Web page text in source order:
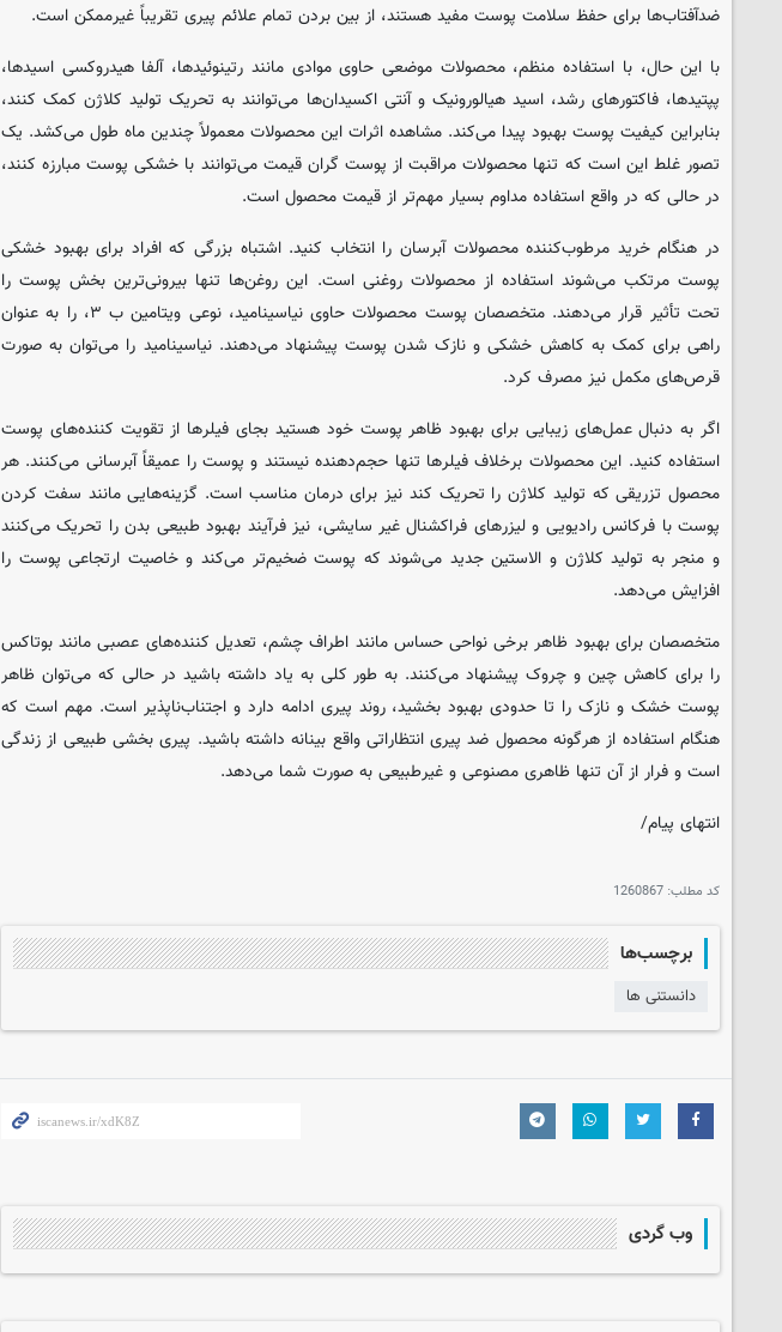
ضدآفتاب‌ها برای حفظ سلامت پوست مفید هستند، از بین بردن تمام علائم پیری تقریباً غیرممکن است.
با این حال، با استفاده منظم، محصولات موضعی حاوی موادی مانند رتینوئیدها، آلفا هیدروکسی اسیدها،
پپتیدها، فاکتورهای رشد، اسید هیالورونیک و آنتی اکسیدان‌ها می‌توانند به تحریک تولید کلاژن کمک کنند،
بنابراین کیفیت پوست بهبود پیدا می‌کند. مشاهده اثرات این محصولات معمولاً چندین ماه طول می‌کشد. یک
تصور غلط این است که تنها محصولات مراقبت از پوست گران قیمت می‌توانند با خشکی پوست مبارزه کنند،
در حالی که در واقع استفاده مداوم بسیار مهم‌تر از قیمت محصول است.
در هنگام خرید مرطوب‌کننده محصولات آبرسان را انتخاب کنید. اشتباه بزرگی که افراد برای بهبود خشکی
پوست مرتکب می‌شوند استفاده از محصولات روغنی است. این روغن‌ها تنها بیرونی‌ترین بخش پوست را
تحت تأثیر قرار می‌دهند. متخصصان پوست محصولات حاوی نیاسینامید، نوعی ویتامین ب ۳، را به عنوان
راهی برای کمک به کاهش خشکی و نازک شدن پوست پیشنهاد می‌دهند. نیاسینامید را می‌توان به صورت
قرص‌های مکمل نیز مصرف کرد.
اگر به دنبال عمل‌های زیبایی برای بهبود ظاهر پوست خود هستید بجای فیلرها از تقویت کننده‌های پوست
استفاده کنید. این محصولات برخلاف فیلرها تنها حجم‌دهنده نیستند و پوست را عمیقاً آبرسانی می‌کنند. هر
محصول تزریقی که تولید کلاژن را تحریک کند نیز برای درمان مناسب است. گزینه‌هایی مانند سفت کردن
پوست با فرکانس رادیویی و لیزرهای فراکشنال غیر سایشی، نیز فرآیند بهبود طبیعی بدن را تحریک می‌کنند
و منجر به تولید کلاژن و الاستین جدید می‌شوند که پوست ضخیم‌تر می‌کند و خاصیت ارتجاعی پوست را
افزایش می‌دهد.
متخصصان برای بهبود ظاهر برخی نواحی حساس مانند اطراف چشم، تعدیل کننده‌های عصبی مانند بوتاکس
را برای کاهش چین و چروک پیشنهاد می‌کنند. به طور کلی به یاد داشته باشید در حالی که می‌توان ظاهر
پوست خشک و نازک را تا حدودی بهبود بخشید، روند پیری ادامه دارد و اجتناب‌ناپذیر است. مهم است که
هنگام استفاده از هرگونه محصول ضد پیری انتظاراتی واقع بینانه داشته باشید. پیری بخشی طبیعی از زندگی
است و فرار از آن تنها ظاهری مصنوعی و غیرطبیعی به صورت شما می‌دهد.
انتهای پیام/
کد مطلب: 1260867
برچسب‌ها
دانستنی ها
وب گردی